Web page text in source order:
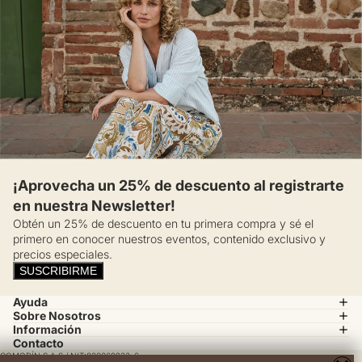
¡Aprovecha un 25% de descuento al registrarte
en nuestra Newsletter!
Obtén un 25% de descuento en tu primera compra y sé el
primero en conocer nuestros eventos, contenido exclusivo y
precios especiales.
SUSCRIBIRME
Ayuda
Sobre Nosotros
Información
Contacto
COMODÍN S.A.S / NIT:800069933-6